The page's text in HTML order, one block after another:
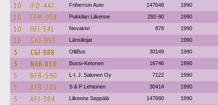
10 IFO-447 Friherrsin Auto 147648 1990
10 EFM-958 Pukkilan Liikenne 292-90 1990
10 HFI-341 Nevakivi 878 1990
10 GAJ-993 Länsilinjat 1990
5 CGI-888 OlliBus 30149 1990
5 NAK-810 Bussi-Ketonen 16746 1990
5 BFB-590 L-l. J. Salonen Oy 7122 1990
5 BFB-205 S & P Lehtonen 30414 1990
5 AFJ-384 Liikenne Seppälä 147680 1990